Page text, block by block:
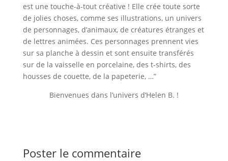
est une touche-à-tout créative ! Elle crée toute sorte
de jolies choses, comme ses illustrations, un univers
de personnages, d’animaux, de créatures étranges et
de lettres animées. Ces personnages prennent vies
sur sa planche à dessin et sont ensuite transférés
sur de la vaisselle en porcelaine, des t-shirts, des
housses de couette, de la papeterie, …”
Bienvenues dans l’univers d’Helen B. !
Poster le commentaire